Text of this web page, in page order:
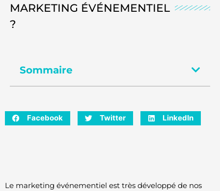
MARKETING ÉVÉNEMENTIEL
?
Sommaire
Facebook Twitter LinkedIn
Le marketing événementiel est très développé de nos